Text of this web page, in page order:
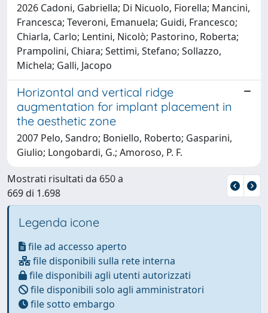
2026 Cadoni, Gabriella; Di Nicuolo, Fiorella; Mancini,
Francesca; Teveroni, Emanuela; Guidi, Francesco;
Chiarla, Carlo; Lentini, Nicolò; Pastorino, Roberta;
Prampolini, Chiara; Settimi, Stefano; Sollazzo,
Michela; Galli, Jacopo
Horizontal and vertical ridge
augmentation for implant placement in
the aesthetic zone
2007 Pelo, Sandro; Boniello, Roberto; Gasparini,
Giulio; Longobardi, G.; Amoroso, P. F.
Mostrati risultati da 650 a
669 di 1.698
Legenda icone
file ad accesso aperto
file disponibili sulla rete interna
file disponibili agli utenti autorizzati
file disponibili solo agli amministratori
file sotto embargo